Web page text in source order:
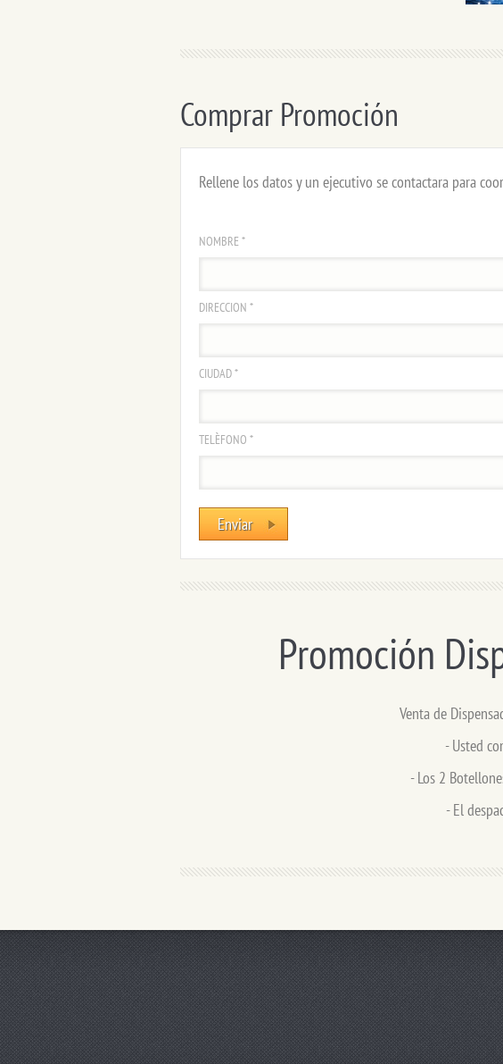
Comprar Promoción
Rellene los datos y un ejecutivo se contactara para
NOMBRE *
DIRECCION *
CIUDAD *
TELÈFONO *
Promoción
Venta de
- Usted
- Los 2
- El